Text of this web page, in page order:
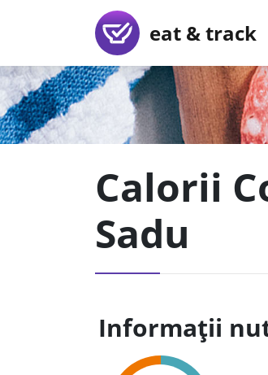
eat & track
Calorii
Sadu
Informații